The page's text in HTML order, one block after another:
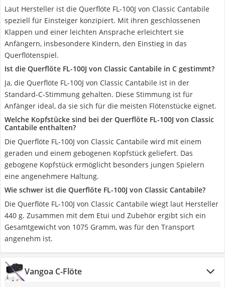
Laut Hersteller ist die Querflöte FL-100J von Classic Cantabile
speziell für Einsteiger konzipiert. Mit ihren geschlossenen
Klappen und einer leichten Ansprache erleichtert sie
Anfängern, insbesondere Kindern, den Einstieg in das
Querflötenspiel.
Ist die Querflöte FL-100J von Classic Cantabile in C gestimmt?
Ja, die Querflöte FL-100J von Classic Cantabile ist in der
Standard-C-Stimmung gehalten. Diese Stimmung ist für
Anfänger ideal, da sie sich für die meisten Flötenstücke eignet.
Welche Kopfstücke sind bei der Querflöte FL-100J von Classic
Cantabile enthalten?
Die Querflöte FL-100J von Classic Cantabile wird mit einem
geraden und einem gebogenen Kopfstück geliefert. Das
gebogene Kopfstück ermöglicht besonders jungen Spielern
eine angenehmere Haltung.
Wie schwer ist die Querflöte FL-100J von Classic Cantabile?
Die Querflöte FL-100J von Classic Cantabile wiegt laut Hersteller
440 g. Zusammen mit dem Etui und Zubehör ergibt sich ein
Gesamtgewicht von 1075 Gramm, was für den Transport
angenehm ist.
Vangoa C-Flöte